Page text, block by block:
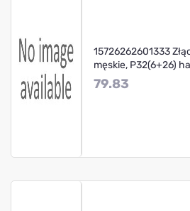
15726262601333
męskie, P32(6+26)
79.83